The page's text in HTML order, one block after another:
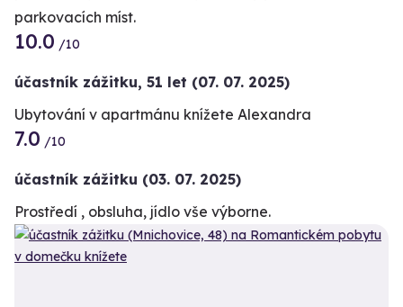
parkovacích míst.
10.0 /10
účastník zážitku, 51 let (07. 07. 2025)
Ubytování v apartmánu knížete Alexandra
7.0 /10
účastník zážitku (03. 07. 2025)
Prostředí , obsluha, jídlo vše výborne.